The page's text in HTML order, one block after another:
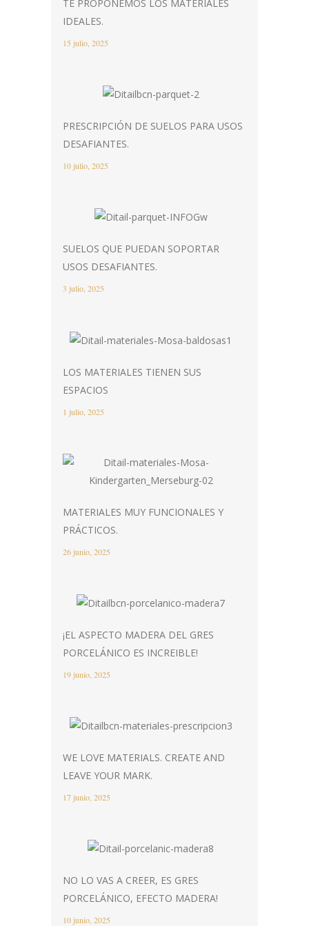
TE PROPONEMOS LOS MATERIALES
IDEALES.
15 julio, 2025
PRESCRIPCIÓN DE SUELOS PARA USOS
DESAFIANTES.
10 julio, 2025
SUELOS QUE PUEDAN SOPORTAR
USOS DESAFIANTES.
3 julio, 2025
LOS MATERIALES TIENEN SUS
ESPACIOS
1 julio, 2025
MATERIALES MUY FUNCIONALES Y
PRÁCTICOS.
26 junio, 2025
¡EL ASPECTO MADERA DEL GRES
PORCELÁNICO ES INCREIBLE!
19 junio, 2025
WE LOVE MATERIALS. CREATE AND
LEAVE YOUR MARK.
17 junio, 2025
NO LO VAS A CREER, ES GRES
PORCELÁNICO, EFECTO MADERA!
10 junio, 2025